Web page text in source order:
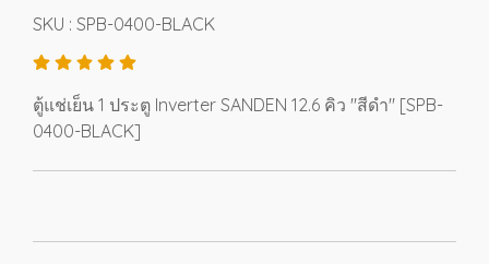
SKU : SPB-0400-BLACK
ตู้แช่เย็น 1 ประตู Inverter SANDEN 12.6 คิว "สีดำ" [SPB-
0400-BLACK]